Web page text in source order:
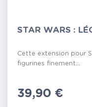
STAR WARS :
Cette extension pour
figurines finement...
Prix
39,90 €